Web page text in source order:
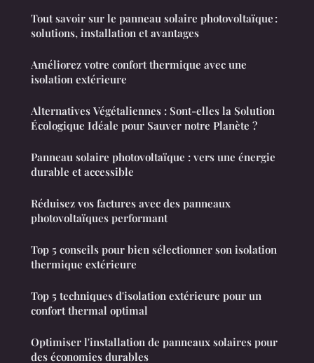
Tout savoir sur le panneau solaire photovoltaïque :
solutions, installation et avantages
Améliorez votre confort thermique avec une
isolation extérieure
Alternatives Végétaliennes : Sont-elles la Solution
Écologique Idéale pour Sauver notre Planète ?
Panneau solaire photovoltaïque : vers une énergie
durable et accessible
Réduisez vos factures avec des panneaux
photovoltaïques performant
Top 5 conseils pour bien sélectionner son isolation
thermique extérieure
Top 5 techniques d'isolation extérieure pour un
confort thermal optimal
Optimiser l'installation de panneaux solaires pour
des économies durables